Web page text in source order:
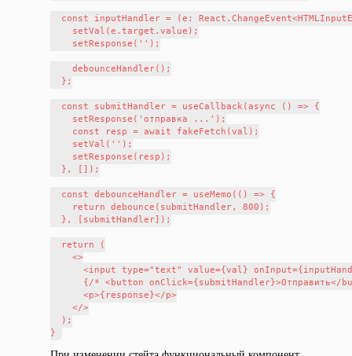
const inputHandler = (e:
    setVal(e.target.value);
    setResponse('');
    debounceHandler();
  };
  const submitHandler = useCallback(async () => {
    setResponse('отправка ...');
    const resp = await fakeFetch(val);
    setVal('');
    setResponse(resp);
  }, []);
  const debounceHandler = useMemo(() => {
    return debounce(submitHandler, 800);
  }, [submitHandler]);
  return (
    <>
<input type="text" value={val}
{/* <button onClick={submitHandler}>Отправить</
      <p>{response}</p>
    </>
  );